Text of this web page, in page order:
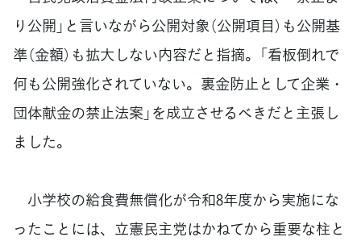
り公開」と言いながら公開対象（公開項目）も公開基
準（金額）も拡大しない内容だと指摘。「看板倒れで
何も公開強化されていない。裏金防止として企業・
団体献金の禁止法案」を成立させるべきだと主張し
ました。
小学校の給食費無償化が令和8年度から実施にな
ったことには、立憲民主党はかねてから重要な柱と